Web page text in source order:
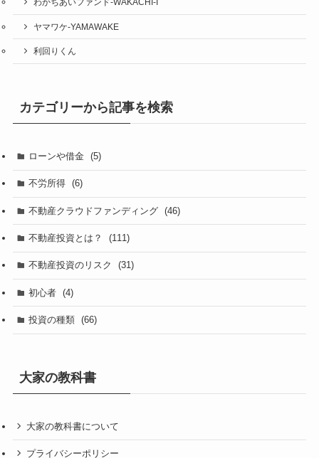
わかちあいファンド-WAKACHI-I
ヤマワケ-YAMAWAKE
利回りくん
カテゴリーから記事を検索
ローンや借金 (5)
不労所得 (6)
不動産クラウドファンディング (46)
不動産投資とは？ (111)
不動産投資のリスク (31)
初心者 (4)
投資の種類 (66)
大家の教科書
大家の教科書について
プライバシーポリシー